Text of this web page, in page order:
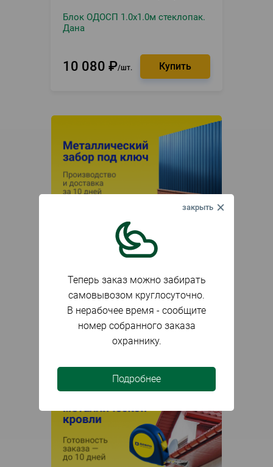
Блок ОДОСП 1.0х1.0м стеклопак.
Дана
10 080 ₽ шт.
Теперь заказ можно забирать
самовывозом круглосуточно.
В нерабочее время - сообщите
номер собранного заказа
охраннику.
Подробнее